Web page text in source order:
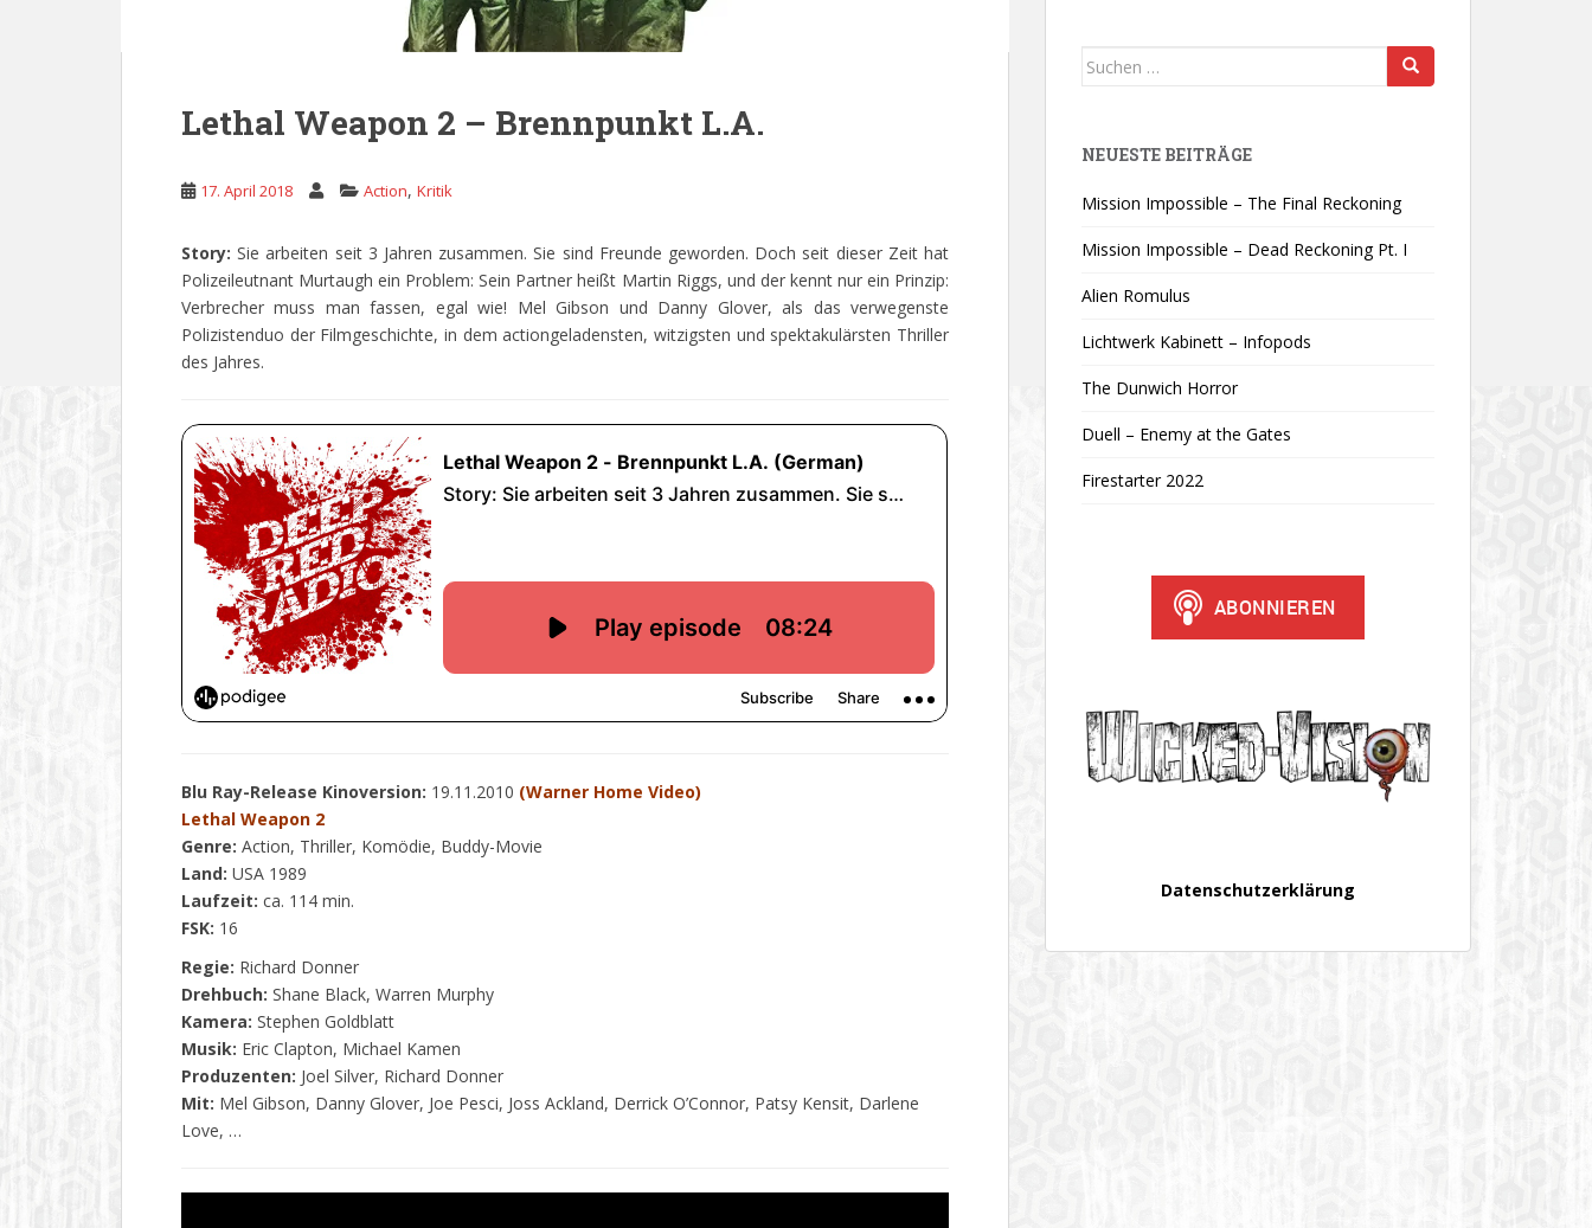
Lethal Weapon 2 – Brennpunkt L.A.
17. April 2018 Action, Kritik
Story:Sie arbeiten seit 3 Jahren zusammen. Sie sind Freunde geworden. Doch seit dieser Zeit hat
Polizeileutnant Murtaugh ein Problem: Sein Partner heißt Martin Riggs, und der kennt nur ein Prinzip:
Verbrecher muss man fassen, egal wie! Mel Gibson und Danny Glover, als das verwegenste
Polizistenduo der Filmgeschichte, in dem actiongeladensten, witzigsten und spektakulärsten Thriller
des Jahres.
Blu Ray-Release Kinoversion: 19.11.2010 (Warner Home Video)
Lethal Weapon 2
Genre: Action, Thriller, Komödie, Buddy-Movie
Land: USA 1989
Laufzeit: ca. 114 min.
FSK: 16
Regie: Richard Donner
Drehbuch: Shane Black, Warren Murphy
Kamera: Stephen Goldblatt
Musik: Eric Clapton, Michael Kamen
Produzenten: Joel Silver, Richard Donner
Mit: Mel Gibson, Danny Glover, Joe Pesci, Joss Ackland, Derrick O’Connor, Patsy Kensit, Darlene
Love, …
Suchen
NEUESTE BEITRÄGE
Mission Impossible – The Final Reckoning
Mission Impossible – Dead Reckoning Pt. I
Alien Romulus
Lichtwerk Kabinett – Infopods
The Dunwich Horror
Duell – Enemy at the Gates
Firestarter 2022
Datenschutzerklärung